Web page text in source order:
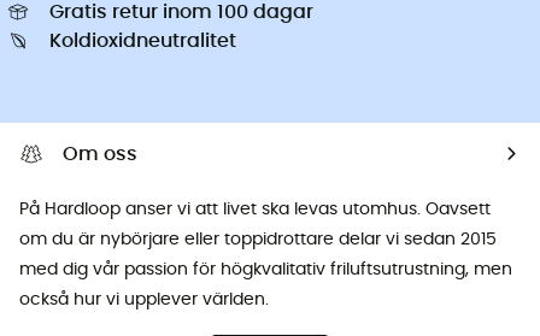
Gratis retur inom 100 dagar
Koldioxidneutralitet
Om oss
På Hardloop anser vi att livet ska levas utomhus. Oavsett
om du är nybörjare eller toppidrottare delar vi sedan 2015
med dig vår passion för högkvalitativ friluftsutrustning, men
också hur vi upplever världen.